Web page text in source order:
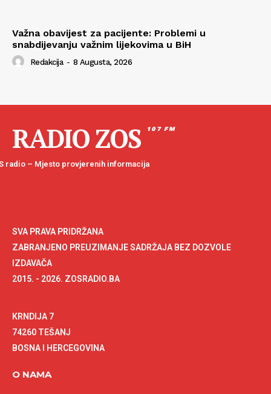
Važna obavijest za pacijente: Problemi u
snabdijevanju važnim lijekovima u BiH
Redakcija - 8 Augusta, 2026
RADIO ZOS 107 FM
radio – Mjesto provjerenih informacija
SVA PRAVA PRIDRŽANA
ZABRANJENO PREUZIMANJE SADRŽAJA BEZ DOZVOLE
IZDAVAČA
2015. - 2026. ZOSRADIO.BA
KRNDIJA 7
74260 TEŠANJ
BOSNA I HERCEGOVINA
O NAMA